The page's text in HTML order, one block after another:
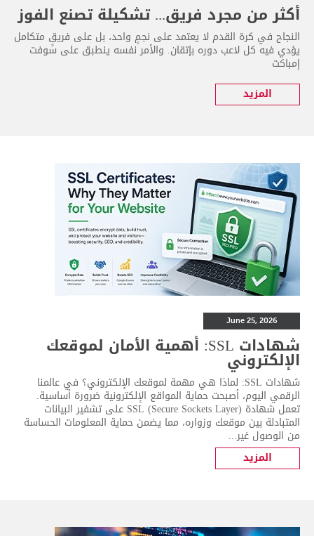
أكثر من مجرد فريق... تشكيلة تصنع الفوز
النجاح في كرة القدم لا يعتمد على نجمٍ واحد، بل على فريقٍ متكامل
يؤدي فيه كل لاعب دوره بإتقان. والأمر نفسه ينطبق على سوفت
إمباكت
المزيد
June 25, 2026
شهادات SSL: أهمية الأمان لموقعك
الإلكتروني
شهادات SSL: لماذا هي مهمة لموقعك الإلكتروني؟ في عالمنا
الرقمي اليوم، أصبحت حماية المواقع الإلكترونية ضرورة أساسية.
تعمل شهادة SSL (Secure Sockets Layer) على تشفير البيانات
المتبادلة بين موقعك وزواره، مما يضمن حماية المعلومات الحساسة
من الوصول غير...
المزيد